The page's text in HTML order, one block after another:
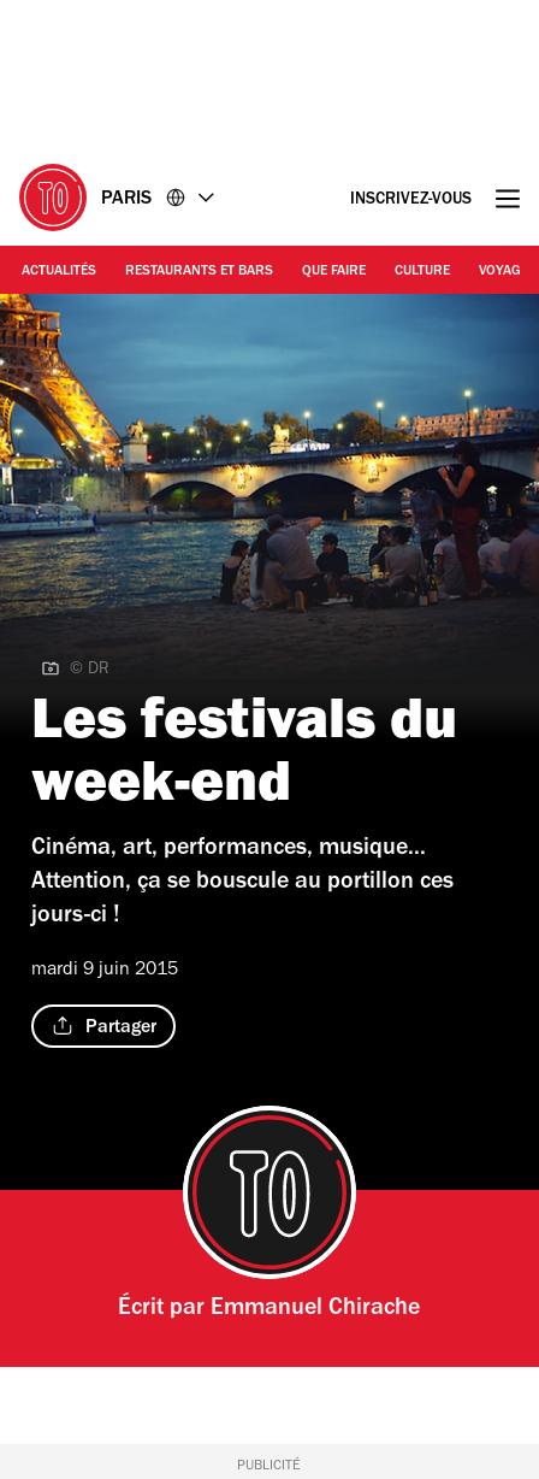
PARIS INSCRIVEZ-VOUS
ACTUALITÉS RESTAURANTS ET BARS QUE FAIRE CULTURE VOYAGE
© DR
© DR
Les festivals du
week-end
Cinéma, art, performances, musique...
Attention, ça se bouscule au portillon ces
jours-ci !
mardi 9 juin 2015
Partager
Écrit par Emmanuel Chirache
PUBLICITÉ